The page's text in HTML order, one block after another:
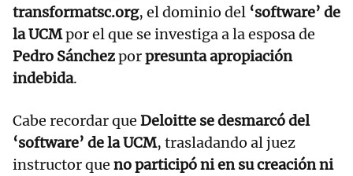
transformatsc.org, el dominio del ‘software’ de
la UCMpor el que se investiga a la esposa de
Pedro Sánchezporpresunta apropiación
indebida.
Cabe recordar que Deloitte se desmarcó del
‘software’ de la UCM, trasladando al juez
instructor que no participó ni en su creación ni